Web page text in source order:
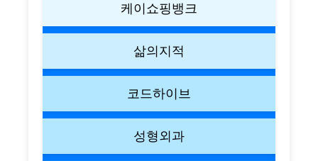
케이쇼핑뱅크
삶의지적
코드하이브
성형외과